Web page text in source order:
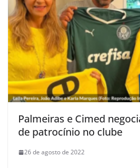
Palmeiras e Cimed
de patrocínio no clube
26 de agosto de 2022